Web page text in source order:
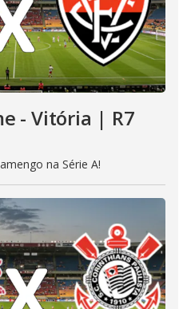
- Vitória | R7
na Série A!